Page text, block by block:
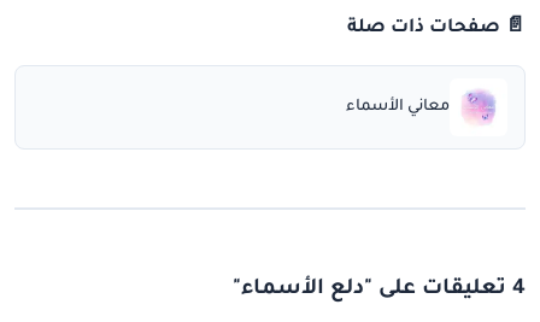
📄 صفحات ذات صلة
معاني الأسماء
4 تعليقات على "دلع الأسماء"